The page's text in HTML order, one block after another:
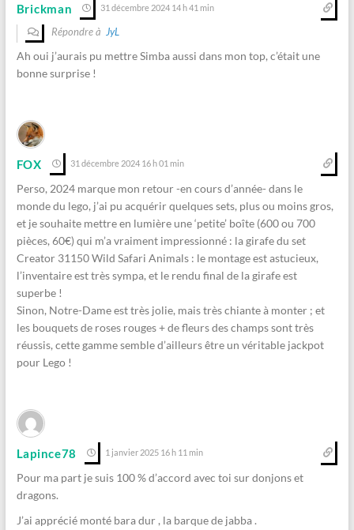
Brickman 31 décembre 2024 14 h 41 min
Répondre à JyL
Ah oui j’aurais pu mettre Simba aussi dans mon top, c’était une
bonne surprise !
FOX 31 décembre 2024 16 h 01 min
Perso, 2024 marque mon retour -en cours d’année- dans le
monde du lego, j’ai pu acquérir quelques sets, plus ou moins gros,
et je souhaite mettre en lumière une ‘petite’ boîte (600 ou 700
pièces, 60€) qui m’a vraiment impressionné : la girafe du set
Creator 31150 Wild Safari Animals : le montage est astucieux,
l’inventaire est très sympa, et le rendu final de la girafe est
superbe !
Sinon, Notre-Dame est très jolie, mais très chiante à monter ; et
les bouquets de roses rouges + de fleurs des champs sont très
réussis, cette gamme semble d’ailleurs être un véritable jackpot
pour Lego !
Lapince78 1 janvier 2025 16 h 11 min
Pour ma part je suis 100 % d’accord avec toi sur donjons et
dragons.
J’ai apprécié monté bara dur , la barque de jabba .